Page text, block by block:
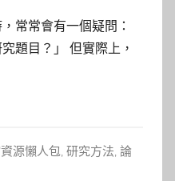
常常會有一個疑問：
題目？」 但實際上，
逐漸形成。 例如，一
源懶人包, 研究方法, 論